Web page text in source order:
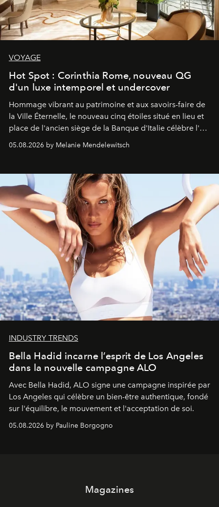
VOYAGE
Hot Spot : Corinthia Rome, nouveau QG
d'un luxe intemporel et undercover
Hommage vibrant au patrimoine et aux savoirs-faire de
la Ville Éternelle, le nouveau cinq étoiles situé en lieu et
place de l'ancien siège de la Banque d'Italie célèbre l'art
05.08.2026 by Melanie Mendelewitsch
INDUSTRY TRENDS
Bella Hadid incarne l’esprit de Los Angeles
dans la nouvelle campagne ALO
Avec Bella Hadid, ALO signe une campagne inspirée par
Los Angeles qui célèbre un bien-être authentique, fondé
sur l'équilibre, le mouvement et l'acceptation de soi.
05.08.2026 by Pauline Borgogno
Magazines